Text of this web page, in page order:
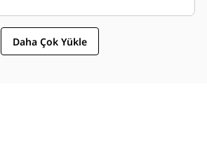
Daha Çok Yükle